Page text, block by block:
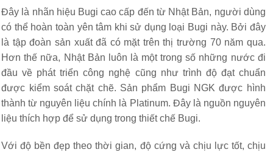
Đây là nhãn hiệu Bugi cao cấp đến từ Nhật Bản, người dùng
có thể hoàn toàn yên tâm khi sử dụng loại Bugi này. Bởi đây
là tập đoàn sản xuất đã có mặt trên thị trường 70 năm qua.
Hơn thế nữa, Nhật Bản luôn là một trong số những nước đi
đầu về phát triển công nghệ cũng như trình độ đạt chuẩn
được kiểm soát chặt chẽ. Sản phẩm Bugi NGK được hình
thành từ nguyên liệu chính là Platinum. Đây là nguồn nguyên
liệu thích hợp để sử dụng trong thiết chế Bugi.
Với độ bền đẹp theo thời gian, độ cứng và chịu lực tốt, chịu